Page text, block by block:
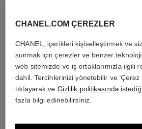
malzeme
CHANEL.COM ÇEREZLER
CHANEL, içerikleri kişiselleştirmek ve
sunmak için çerezler ve benzer
web sitemizde ve iş ortaklarımızla ilgili
dahil. Tercihlerinizi yönetebilir ve 'Çerez
tıklayarak ve Gizlilik politikasında
fazla bilgi edinebilirsiniz.